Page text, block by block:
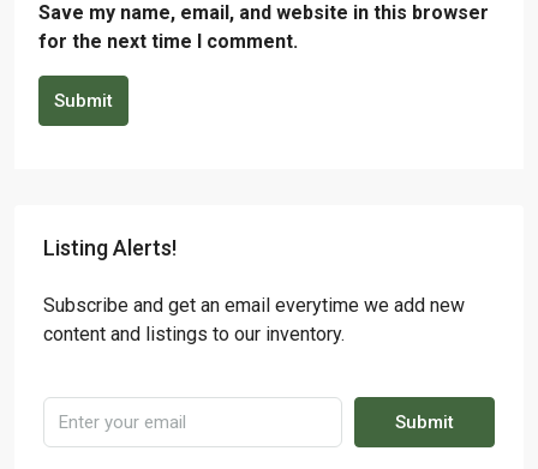
Save my name, email, and website in this browser
for the next time I comment.
Submit
Listing Alerts!
Subscribe and get an email everytime we add new
content and listings to our inventory.
Submit